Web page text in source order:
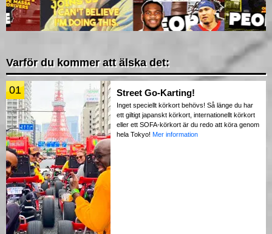
Varför du kommer att älska det:
01 Street Go-Karting!
Inget speciellt körkort behövs! Så länge du har
ett giltigt japanskt körkort, internationellt körkort
eller ett SOFA-körkort är du redo att köra genom
hela Tokyo! Mer information